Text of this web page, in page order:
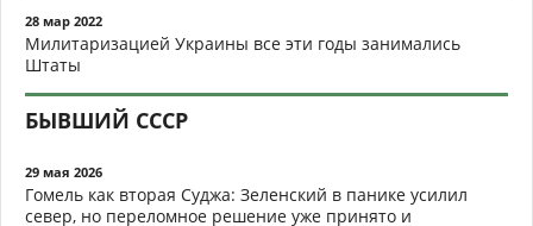
28 мар 2022
Милитаризацией Украины все эти годы занимались
Штаты
БЫВШИЙ СССР
29 мая 2026
Гомель как вторая Суджа: Зеленский в панике усилил
север, но переломное решение уже принято и